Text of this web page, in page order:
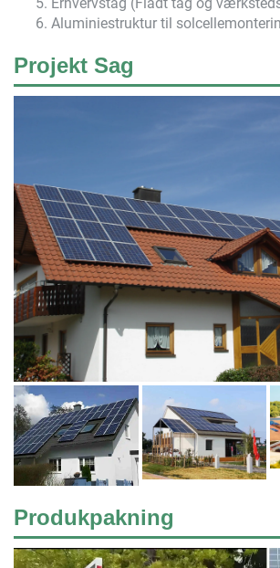
6. Aluminiestruktur til
Projekt Sag
Produkpakning